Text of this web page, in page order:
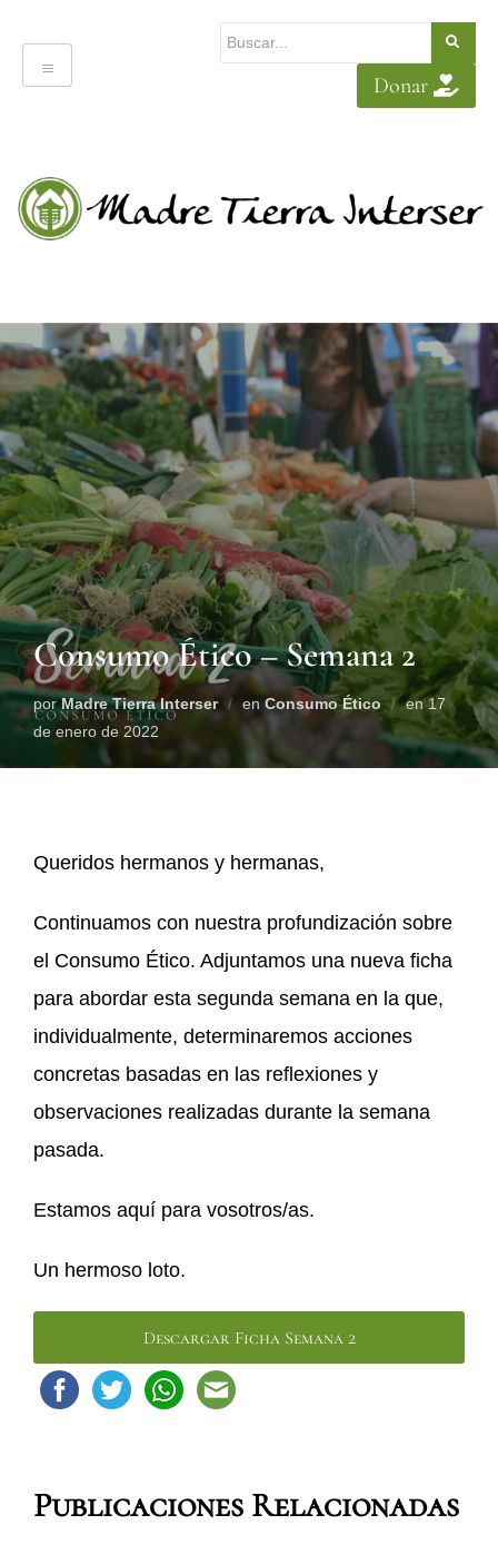
Donar
Consumo Ético – Semana 2
porMadre Tierra Interser enConsumo Ético en17
de enero de 2022
Queridos hermanos y hermanas,
Continuamos con nuestra profundización sobre
el Consumo Ético. Adjuntamos una nueva ficha
para abordar esta segunda semana en la que,
individualmente, determinaremos acciones
concretas basadas en las reflexiones y
observaciones realizadas durante la semana
pasada.
Estamos aquí para vosotros/as.
Un hermoso loto.
Descargar Ficha Semana 2
Publicaciones Relacionadas